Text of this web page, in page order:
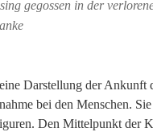
gegossen in der
Darstellung der Ankunft
bei den Menschen. Sie
Den Mittelpunkt der